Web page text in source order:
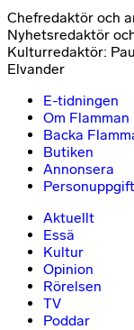
Chefredaktör och
Nyhetsredaktör
Kulturredaktör:
Elvander
E-tidningen
Om Flamman
Backa
Butiken
Annonsera
Aktuellt
Essä
Kultur
Opinion
Rörelsen
TV
Poddar